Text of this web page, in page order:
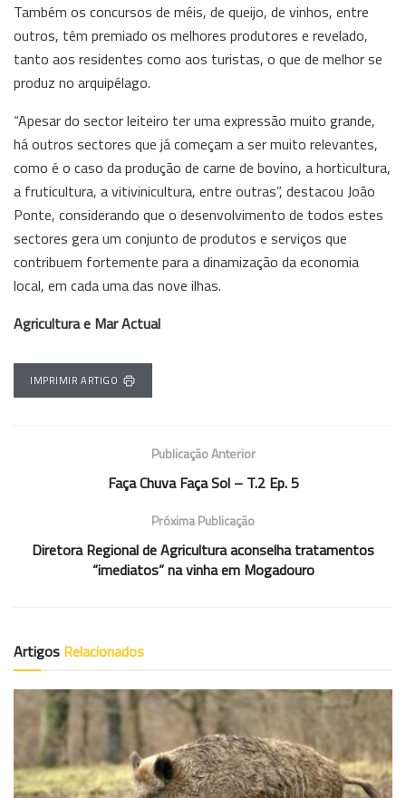
Também os concursos de méis, de queijo, de vinhos, entre
outros, têm premiado os melhores produtores e revelado,
tanto aos residentes como aos turistas, o que de melhor se
produz no arquipélago.
“Apesar do sector leiteiro ter uma expressão muito grande,
há outros sectores que já começam a ser muito relevantes,
como é o caso da produção de carne de bovino, a horticultura,
a fruticultura, a vitivinicultura, entre outras”, destacou João
Ponte, considerando que o desenvolvimento de todos estes
sectores gera um conjunto de produtos e serviços que
contribuem fortemente para a dinamização da economia
local, em cada uma das nove ilhas.
Agricultura e Mar Actual
IMPRIMIR ARTIGO
Publicação Anterior
Faça Chuva Faça Sol – T.2 Ep. 5
Próxima Publicação
Diretora Regional de Agricultura aconselha tratamentos
“imediatos” na vinha em Mogadouro
Artigos Relacionados